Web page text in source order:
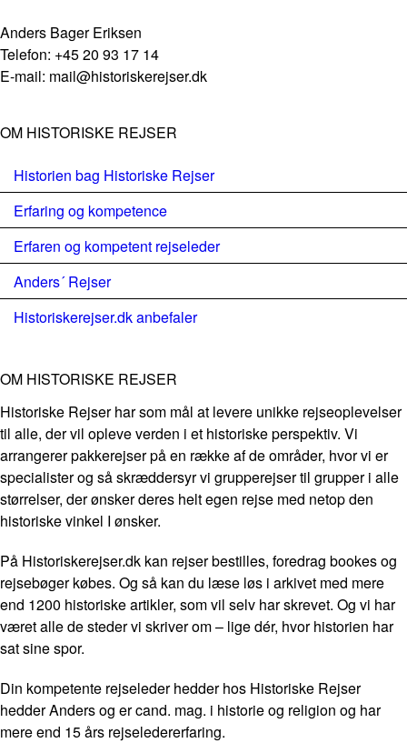
Anders Bager Eriksen
Telefon: +45 20 93 17 14
E-mail: mail@historiskerejser.dk
OM HISTORISKE REJSER
Historien bag Historiske Rejser
Erfaring og kompetence
Erfaren og kompetent rejseleder
Anders´ Rejser
Historiskerejser.dk anbefaler
OM HISTORISKE REJSER
Historiske Rejser har som mål at levere unikke rejseoplevelser
til alle, der vil opleve verden i et historiske perspektiv. Vi
arrangerer pakkerejser på en række af de områder, hvor vi er
specialister og så skræddersyr vi grupperejser til grupper i alle
størrelser, der ønsker deres helt egen rejse med netop den
historiske vinkel I ønsker.
På Historiskerejser.dk kan rejser bestilles, foredrag bookes og
rejsebøger købes. Og så kan du læse løs i arkivet med mere
end 1200 historiske artikler, som vil selv har skrevet. Og vi har
været alle de steder vi skriver om – lige dér, hvor historien har
sat sine spor.
Din kompetente rejseleder hedder hos Historiske Rejser
hedder Anders og er cand. mag. i historie og religion og har
mere end 15 års rejseledererfaring.